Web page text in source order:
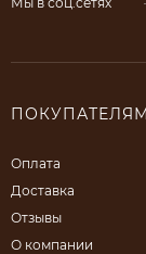
ПОКУПАТЕЛЯМ
Оплата
Доставка
Отзывы
О компании